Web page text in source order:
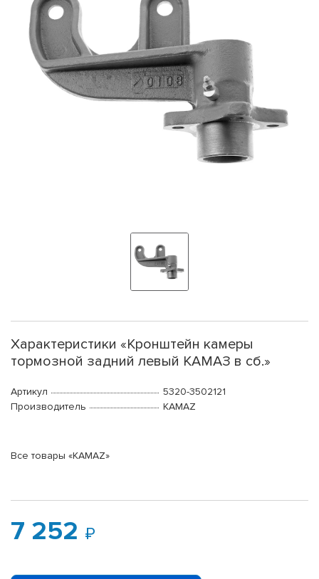
Характеристики «Кронштейн камеры
тормозной задний левый КАМАЗ в сб.»
Артикул
5320-3502121
Производитель
KAMAZ
Все товары «KAMAZ»
7 252